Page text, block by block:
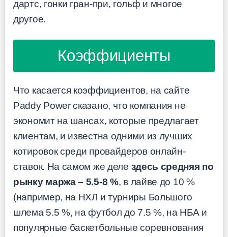
дартс, гонки гран-при, гольф и многое
другое.
Коэффициенты
Что касается коэффициентов, на сайте
Paddy Power сказано, что компания не
экономит на шансах, которые предлагает
клиентам, и известна одними из лучших
котировок среди провайдеров онлайн-
ставок. На самом же деле здесь средняя по
рынку маржа – 5.5-8 %, в лайве до 10 %
(например, на НХЛ и турниры Большого
шлема 5.5 %, на футбол до 7.5 %, на НБА и
популярные баскетбольные соревнования